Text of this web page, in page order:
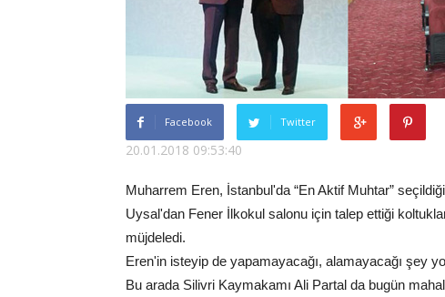
Facebook Twitter
20.01.2018 09:53:40
Muharrem Eren, İstanbul'da “En Aktif Muhtar”
Uysal'dan Fener İlkokul salonu için talep ettiği
müjdeledi.
Eren'in isteyip de yapamayacağı, alamayacağı şey
Bu arada Silivri Kaymakamı Ali Partal da bugün